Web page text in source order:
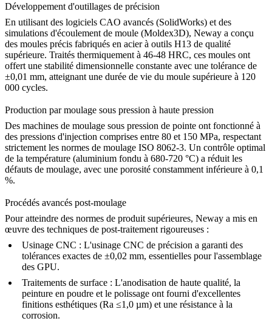
Développement d'outillages de précision
En utilisant des logiciels CAO avancés (SolidWorks) et des
simulations d'écoulement de moule (Moldex3D), Neway a conçu
des moules précis fabriqués en acier à outils H13 de qualité
supérieure. Traités thermiquement à 46-48 HRC, ces moules ont
offert une stabilité dimensionnelle constante avec une tolérance de
±0,01 mm, atteignant une durée de vie du moule supérieure à 120
000 cycles.
Production par moulage sous pression à haute pression
Des machines de moulage sous pression de pointe ont fonctionné à
des pressions d'injection comprises entre 80 et 150 MPa, respectant
strictement les normes de moulage ISO 8062-3. Un contrôle optimal
de la température (aluminium fondu à 680-720 °C) a réduit les
défauts de moulage, avec une porosité constamment inférieure à 0,1
%.
Procédés avancés post-moulage
Pour atteindre des normes de produit supérieures, Neway a mis en
œuvre des techniques de post-traitement rigoureuses :
Usinage CNC : L'usinage CNC de précision a garanti des
tolérances exactes de ±0,02 mm, essentielles pour l'assemblage
des GPU.
Traitements de surface : L'anodisation de haute qualité, la
peinture en poudre et le polissage ont fourni d'excellentes
finitions esthétiques (Ra ≤1,0 µm) et une résistance à la
corrosion.